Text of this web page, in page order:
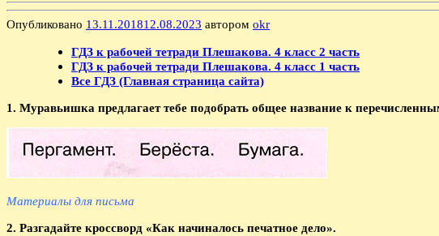
Опубликовано 13.11.201812.08.2023 автором okr
ГДЗ к рабочей тетради Плешакова. 4 класс 2 часть
ГДЗ к рабочей тетради Плешакова. 4 класс 1 часть
Все ГДЗ (Главная страница сайта)
1. Муравьишка предлагает тебе подобрать общее название к
Материалы для письма
2. Разгадайте кроссворд «Как начиналось печатное дело».